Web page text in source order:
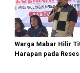
Warga Mabar Hilir
Harapan pada Reses